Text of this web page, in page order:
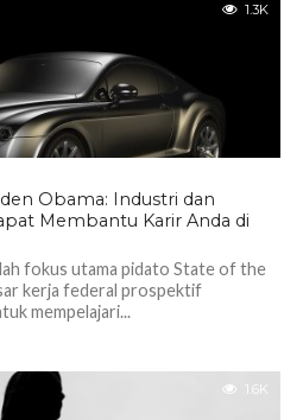
1.3K
Obama: Industri dan
Membantu Karir Anda di
fokus utama pidato State of the
kerja federal prospektif
mempelajari...
1.6K